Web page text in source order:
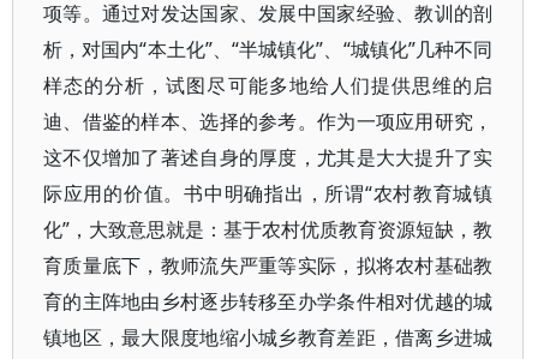
项等。通过对发达国家、发展中国家经验、教训的剖
析，对国内“本土化”、“半城镇化”、“城镇化”几种不同
样态的分析，试图尽可能多地给人们提供思维的启
迪、借鉴的样本、选择的参考。作为一项应用研究，
这不仅增加了著述自身的厚度，尤其是大大提升了实
际应用的价值。书中明确指出，所谓“农村教育城镇
化”，大致意思就是：基于农村优质教育资源短缺，教
育质量底下，教师流失严重等实际，拟将农村基础教
育的主阵地由乡村逐步转移至办学条件相对优越的城
镇地区，最大限度地缩小城乡教育差距，借离乡进城